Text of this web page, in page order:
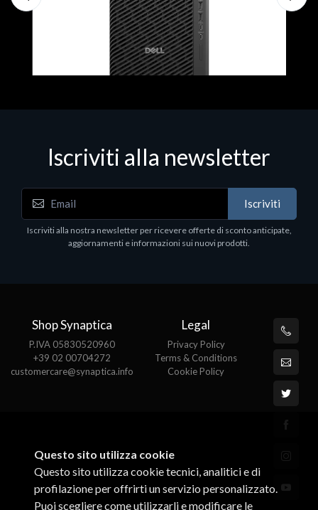
CTO/Dell Pro Max Tower T2 CTO W11P
€2867.00
Iscriviti alla newsletter
Iscriviti
Iscriviti alla nostra newsletter per ricevere offerte di sconto anticipate,
aggiornamenti e informazioni sui nuovi prodotti.
Shop Synaptica
P.IVA 05830520960
+39 02 00704272
customercare@synaptica.info
Legal
Privacy Policy
Terms & Conditions
Cookie Policy
Questo sito utilizza cookie
Questo sito utilizza cookie tecnici, analitici e di
profilazione per offrirti un servizio personalizzato.
Puoi scegliere come utilizzarli e modificare le